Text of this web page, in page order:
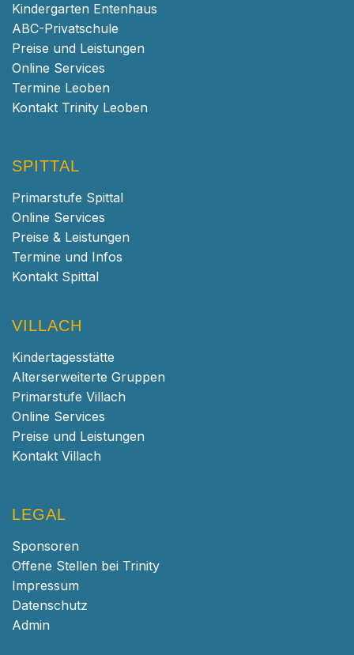
Kindergarten Entenhaus
ABC-Privatschule
Preise und Leistungen
Online Services
Termine Leoben
Kontakt Trinity Leoben
SPITTAL
Primarstufe Spittal
Online Services
Preise & Leistungen
Termine und Infos
Kontakt Spittal
VILLACH
Kindertagesstätte
Alterserweiterte Gruppen
Primarstufe Villach
Online Services
Preise und Leistungen
Kontakt Villach
LEGAL
Sponsoren
Offene Stellen bei Trinity
Impressum
Datenschutz
Admin